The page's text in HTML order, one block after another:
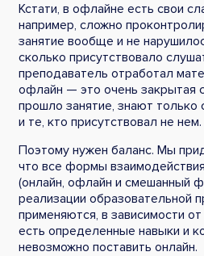
Кстати, в офлайне есть свои
например, сложно
занятие вообще и не
сколько присутствовало
преподаватель отработал
офлайн — это очень закрытая
прошло занятие, знают только
и те, кто присутствовал не нем.
Поэтому нужен баланс. Мы
что все формы
(онлайн, офлайн и смешанный
реализации образовательной
применяются, в зависимости
есть определенные навыки и
невозможно поставить онлайн.